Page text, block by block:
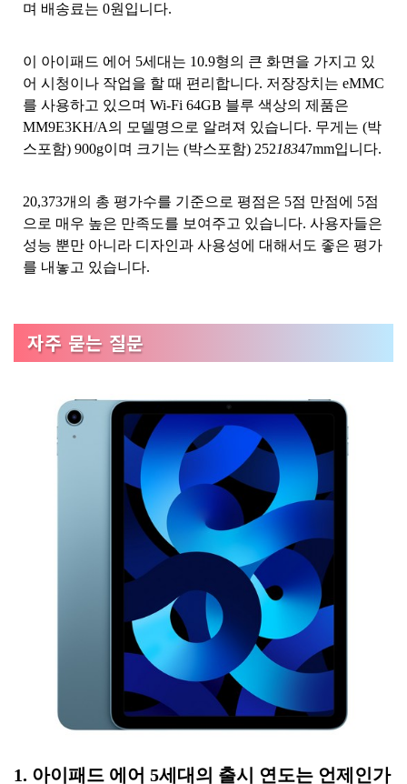
며 배송료는 0원입니다.
이 아이패드 에어 5세대는 10.9형의 큰 화면을 가지고 있
어 시청이나 작업을 할 때 편리합니다. 저장장치는 eMMC
를 사용하고 있으며 Wi-Fi 64GB 블루 색상의 제품은
MM9E3KH/A의 모델명으로 알려져 있습니다. 무게는 (박
스포함) 900g이며 크기는 (박스포함) 25218347mm입니다.
20,373개의 총 평가수를 기준으로 평점은 5점 만점에 5점
으로 매우 높은 만족도를 보여주고 있습니다. 사용자들은
성능 뿐만 아니라 디자인과 사용성에 대해서도 좋은 평가
를 내놓고 있습니다.
자주 묻는 질문
1. 아이패드 에어 5세대의 출시 연도는 언제인가